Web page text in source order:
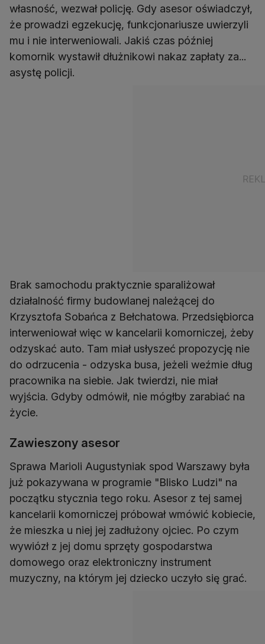
własność, wezwał policję. Gdy asesor oświadczył,
że prowadzi egzekucję, funkcjonariusze uwierzyli
mu i nie interweniowali. Jakiś czas później
komornik wystawił dłużnikowi nakaz zapłaty za...
asystę policji.
Brak samochodu praktycznie sparaliżował
działalność firmy budowlanej należącej do
Krzysztofa Sobańca z Bełchatowa. Przedsiębiorca
interweniował więc w kancelarii komorniczej, żeby
odzyskać auto. Tam miał usłyszeć propozycję nie
do odrzucenia - odzyska busa, jeżeli weźmie dług
pracownika na siebie. Jak twierdzi, nie miał
wyjścia. Gdyby odmówił, nie mógłby zarabiać na
życie.
Zawieszony asesor
Sprawa Marioli Augustyniak spod Warszawy była
już pokazywana w programie "Blisko Ludzi" na
początku stycznia tego roku. Asesor z tej samej
kancelarii komorniczej próbował wmówić kobiecie,
że mieszka u niej jej zadłużony ojciec. Po czym
wywiózł z jej domu sprzęty gospodarstwa
domowego oraz elektroniczny instrument
muzyczny, na którym jej dziecko uczyło się grać.